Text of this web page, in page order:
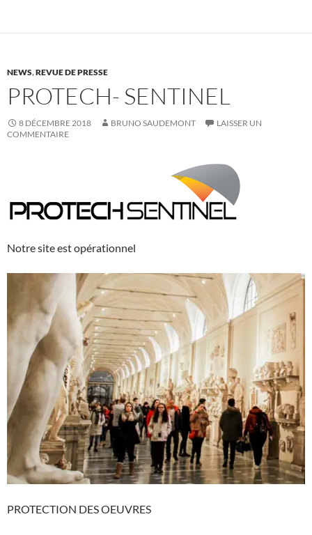
NEWS,REVUE DE PRESSE
PROTECH- SENTINEL
8 DÉCEMBRE 2018 BRUNO SAUDEMONT
LAISSER UN
COMMENTAIRE
Notre site est opérationnel
PROTECTION DES OEUVRES